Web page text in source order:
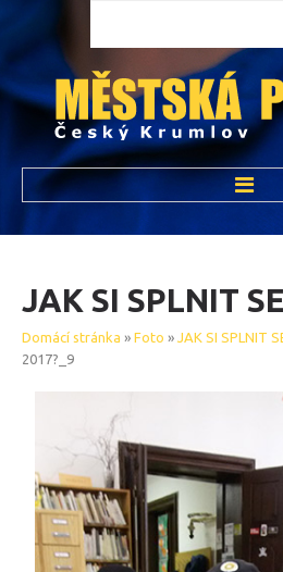
HISTORIE MP
STRUKTURA MP
ÚKOLY MP
VYBAVENÍ MP
OPRÁVNĚNÍ STRÁŽNÍKŮ
POVINNOSTI STRÁŽNÍKŮ
USTROJENOST STRÁŽNÍKŮ
JAK SI SPLNIT
Domácí stránka » Foto » JAK SI SPLNIT
2017?_9